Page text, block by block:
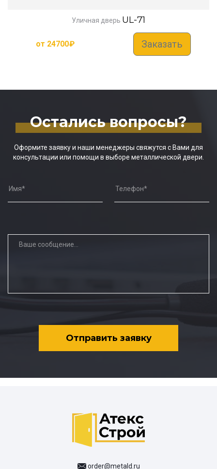
Уличная дверь UL-71
от 24700₽ Заказать
Остались вопросы?
Оформите заявку и наши менеджеры свяжутся с Вами для
консультации или помощи в выборе металлической двери.
Отправить заявку
order@metald.ru